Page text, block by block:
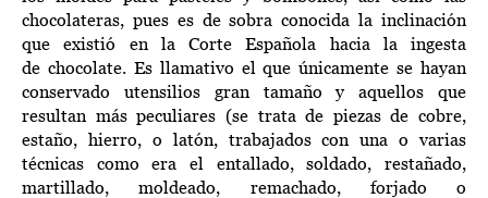
chocolateras, pues es de sobra conocida la inclinación
que existió en la Corte Española
hacia la ingesta
de chocolate. Es llamativo el que únicamente se hayan
conservado
utensilios gran tamaño
y aquellos que
resultan más peculiares (se trata de piezas de cobre,
estaño, hierro, o latón, trabajados con una o varias
técnicas como era el entallado, soldado, restañado,
martillado, moldeado, remachado, forjado o